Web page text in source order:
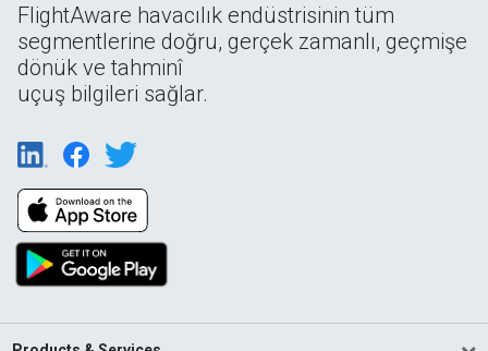
FlightAware havacılık endüstrisinin tüm
segmentlerine doğru, gerçek zamanlı, geçmişe
dönük ve tahminî
uçuş bilgileri sağlar.